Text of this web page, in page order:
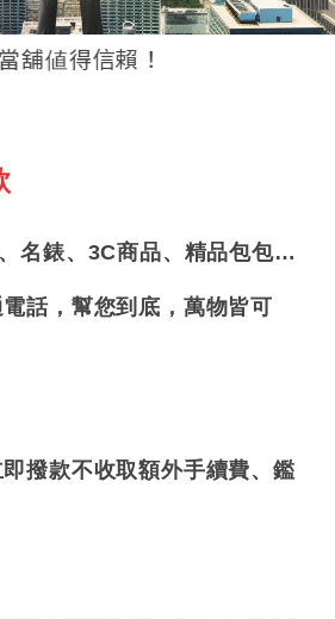
● ● ● ●
値得信賴！
名錶、3C商品、精品包包…
話，幫您到底，萬物皆可
撥款不收取額外手續費、鑑